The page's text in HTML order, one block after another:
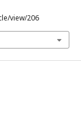
view/206